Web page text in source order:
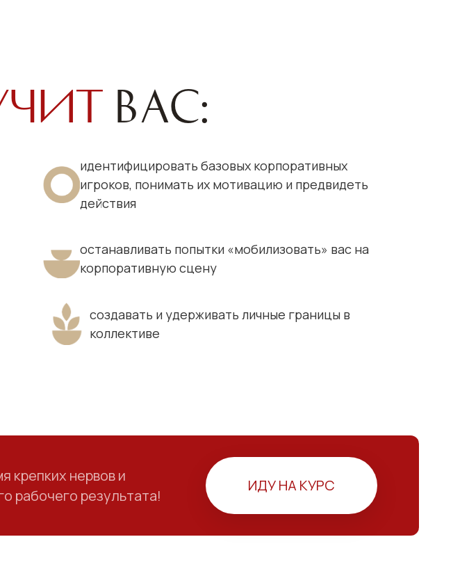
вас:
создавать и удерживать личные границы в
коллективе
останавливать попытки «мобилизовать» вас на
корпоративную сцену
идентифицировать базовых корпоративных
игроков, понимать их мотивацию и предвидеть
действия
ИДУ НА КУРС
крепких нервов и
рабочего результата!